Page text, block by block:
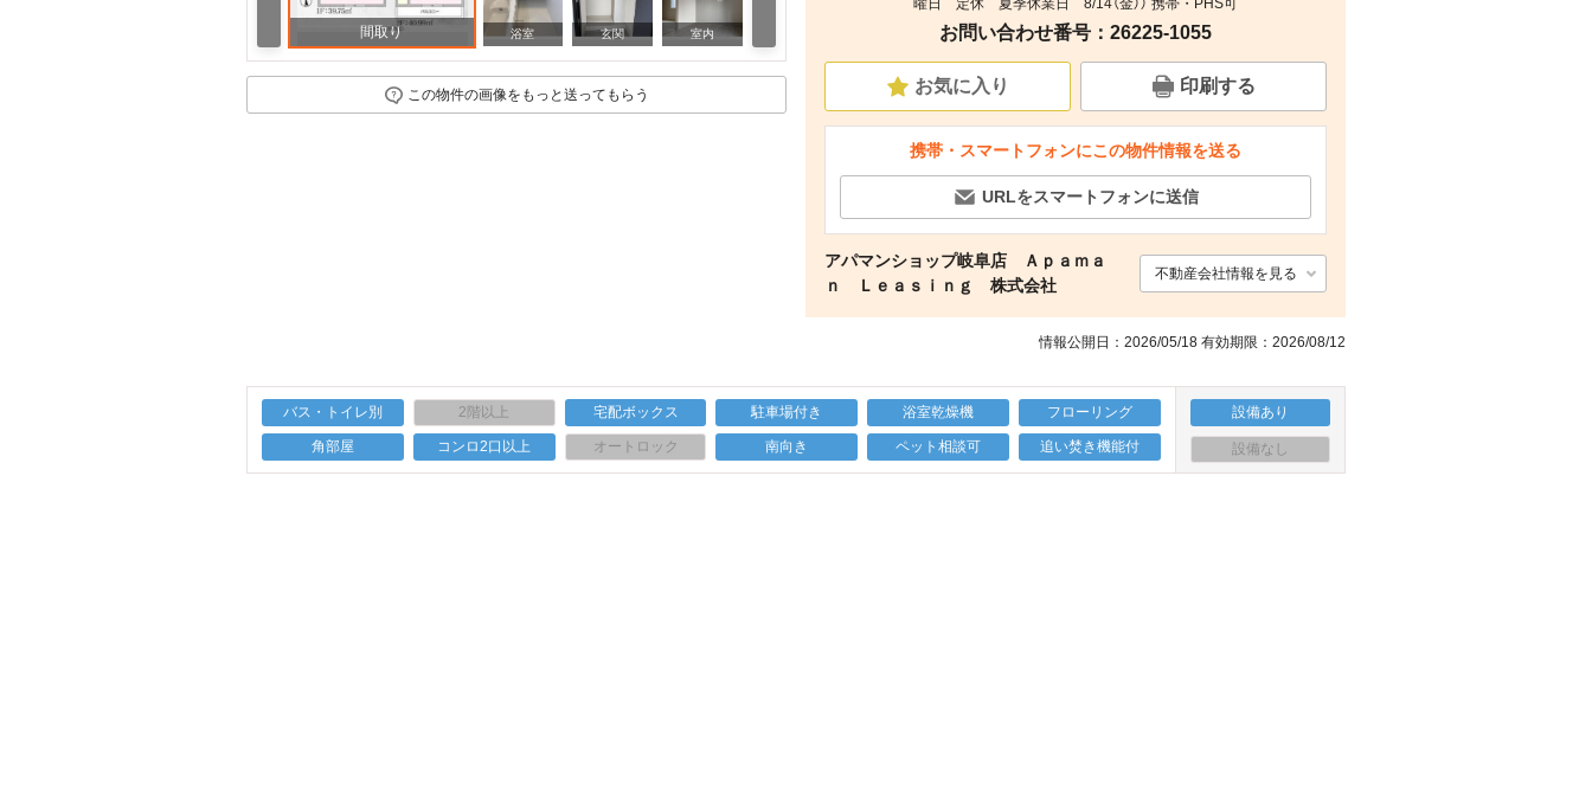
間取り 浴室 玄関 室内 その他
この物件の画像をもっと送ってもらう
曜日 定休 夏季休業日 8/14（金）） 携帯・PHS可
お問い合わせ番号：26225-1055
お気に入り 印刷する
携帯・スマートフォンにこの物件情報を送る
URLをスマートフォンに送信
アパマンショップ岐阜店 Ａｐａｍａ
ｎ Ｌｅａｓｉｎｇ 株式会社
不動産会社情報を見る
情報公開日：2026/05/18 有効期限：2026/08/12
バス・トイレ別 2階以上 宅配ボックス 駐車場付き 浴室乾燥機 フローリング
角部屋 コンロ2口以上 オートロック 南向き ペット相談可 追い焚き機能付
設備あり
設備なし